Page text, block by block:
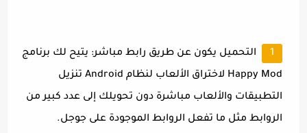
التحميل يكون عن طريق رابط مباشر: يتيح لك برنامج
Happy Mod لاختراق الألعاب لنظام Android تنزيل
التطبيقات والألعاب مباشرة دون تحويلك إلى عدد كبير من
الروابط مثل ما تفعل الروابط الموجودة على جوجل.